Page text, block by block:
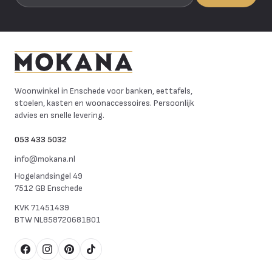
Woonwinkel in Enschede voor banken, eettafels,
stoelen, kasten en woonaccessoires. Persoonlijk
advies en snelle levering.
053 433 5032
info@mokana.nl
Hogelandsingel 49
7512 GB Enschede
KVK71451439
BTWNL858720681B01
FacebookInstagram
Pinterest
TikTok